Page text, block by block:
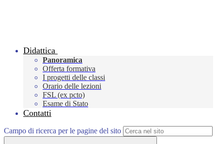
Didattica
Panoramica
Offerta formativa
I progetti delle classi
Orario delle lezioni
FSL (ex pcto)
Esame di Stato
Contatti
Campo di ricerca per le pagine del sito